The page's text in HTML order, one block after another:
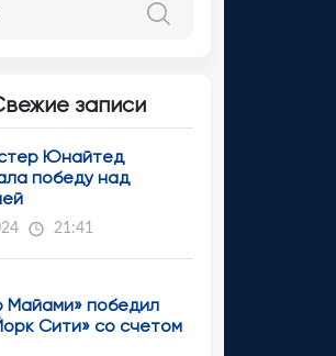
записи
Юнайтед
победу над
21:41
Майами» победил
Сити» со счетом